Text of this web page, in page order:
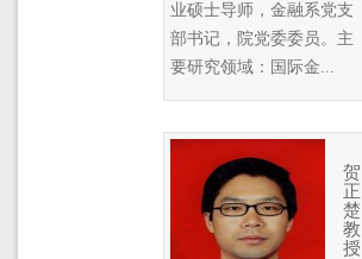
业硕士导师，金融系党支
部书记，院党委委员。主
要研究领域：国际金...
贺
正
楚
教
授